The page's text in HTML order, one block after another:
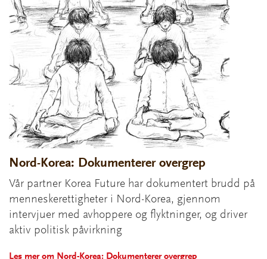
Nord-Korea: Dokumenterer overgrep
Vår partner Korea Future har dokumentert brudd på
menneskerettigheter i Nord-Korea, gjennom
intervjuer med avhoppere og flyktninger, og driver
aktiv politisk påvirkning
Les mer om Nord-Korea: Dokumenterer overgrep